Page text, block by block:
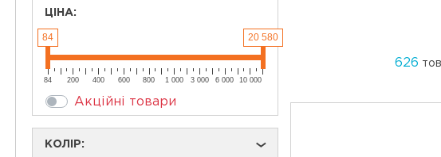
ЦІНА:
84 20 580
84 200 400 600 800 1 000 3 000 6 000 10 000
Акційні товари
КОЛІР: ›
626